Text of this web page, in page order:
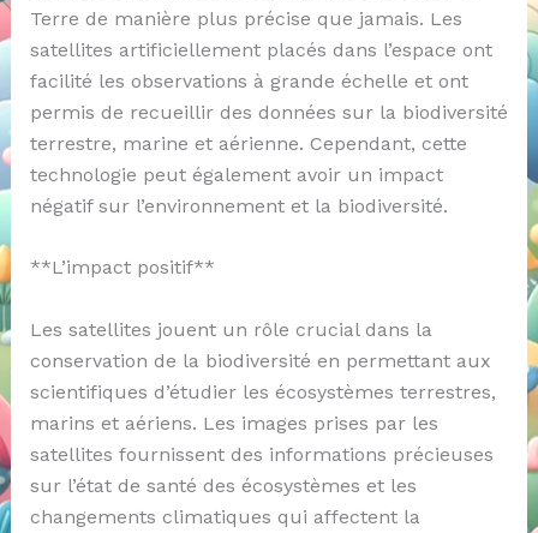
Terre de manière plus précise que jamais. Les
satellites artificiellement placés dans l’espace ont
facilité les observations à grande échelle et ont
permis de recueillir des données sur la biodiversité
terrestre, marine et aérienne. Cependant, cette
technologie peut également avoir un impact
négatif sur l’environnement et la biodiversité.
**L’impact positif**
Les satellites jouent un rôle crucial dans la
conservation de la biodiversité en permettant aux
scientifiques d’étudier les écosystèmes terrestres,
marins et aériens. Les images prises par les
satellites fournissent des informations précieuses
sur l’état de santé des écosystèmes et les
changements climatiques qui affectent la